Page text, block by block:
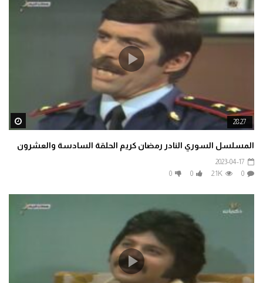
28:27
المسلسل السوري النادر رمضان كريم الحلقة السادسة والعشرون
2023-04-17
0
2.1K
0
0